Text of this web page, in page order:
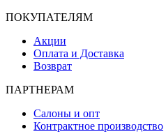
ПОКУПАТЕЛЯМ
Акции
Оплата и Доставка
Возврат
ПАРТНЕРАМ
Салоны и опт
Контрактное производство